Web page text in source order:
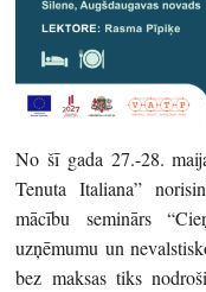
No šī gada 27.-28.
Tenuta Italiana”
mācību seminārs
uzņēmumu un
bez maksas tiks